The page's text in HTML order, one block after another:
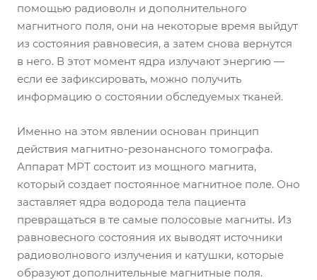
помощью радиоволн и дополнительного
магнитного поля, они на некоторые время выйдут
из состояния равновесия, а затем снова вернутся
в него. В этот момент ядра излучают энергию —
если ее зафиксировать, можно получить
информацию о состоянии обследуемых тканей.
Именно на этом явлении основан принцип
действия магнитно-резонансного томографа.
Аппарат МРТ состоит из мощного магнита,
который создает постоянное магнитное поле. Оно
заставляет ядра водорода тела пациента
превращаться в те самые полосовые магниты. Из
равновесного состояния их выводят источники
радиоволнового излучения и катушки, которые
образуют дополнительные магнитные поля.